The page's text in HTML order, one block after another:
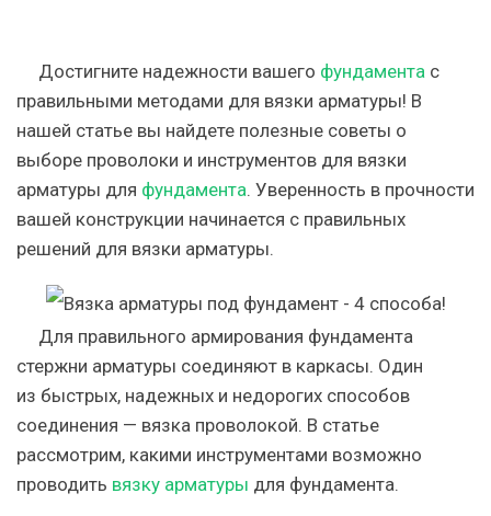
Достигните надежности вашего фундамента с
правильными методами для вязки арматуры! В
нашей статье вы найдете полезные советы о
выборе проволоки и инструментов для вязки
арматуры для фундамента. Уверенность в прочности
вашей конструкции начинается с правильных
решений для вязки арматуры.
Для правильного армирования фундамента
стержни арматуры соединяют в каркасы. Один
из быстрых, надежных и недорогих способов
соединения — вязка проволокой. В статье
рассмотрим, какими инструментами возможно
проводить вязку арматуры для фундамента.